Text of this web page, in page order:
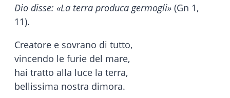
Dio disse: «La terra produca germogli» (Gn 1,
11).
Creatore e sovrano di tutto,
vincendo le furie del mare,
hai tratto alla luce la terra,
bellissima nostra dimora.